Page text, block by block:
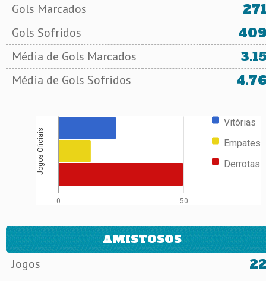
Gols Marcados
Gols Sofridos
Média de Gols Marcados
Média de Gols Sofridos
Vitórias
Empates
Derrotas
0 50
Jogos Oficiais
AMISTOSOS
Jogos